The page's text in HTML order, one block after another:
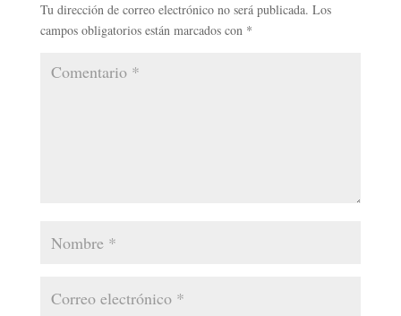
Tu dirección de correo electrónico no será publicada. Los
campos obligatorios están marcados con *